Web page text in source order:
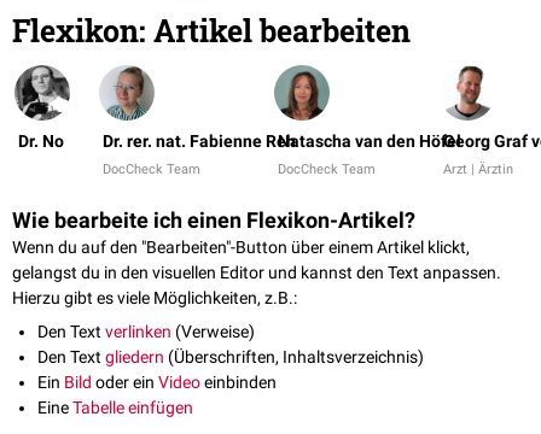
Flexikon: Artikel bearbeiten
Dr. No Dr. rer. nat. Fabienne Reh
DocCheck Team
Natascha van den Höfel
DocCheck Team
Georg Graf
Arzt | Ärztin
Wie bearbeite ich einen Flexikon-Artikel?
Wenn du auf den "Bearbeiten"-Button über einem Artikel klickt,
gelangst du in den visuellen Editor und kannst den Text anpassen.
Hierzu gibt es viele Möglichkeiten, z.B.:
Den Textverlinken (Verweise)
Den Textgliedern (Überschriften, Inhaltsverzeichnis)
Ein Bild oder ein Videoeinbinden
EineTabelle einfügen